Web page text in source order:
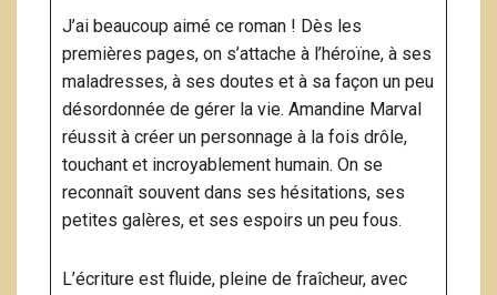
J’ai beaucoup aimé ce roman ! Dès les
premières pages, on s’attache à l’héroïne, à ses
maladresses, à ses doutes et à sa façon un peu
désordonnée de gérer la vie. Amandine Marval
réussit à créer un personnage à la fois drôle,
touchant et incroyablement humain. On se
reconnaît souvent dans ses hésitations, ses
petites galères, et ses espoirs un peu fous.
L’écriture est fluide, pleine de fraîcheur, avec